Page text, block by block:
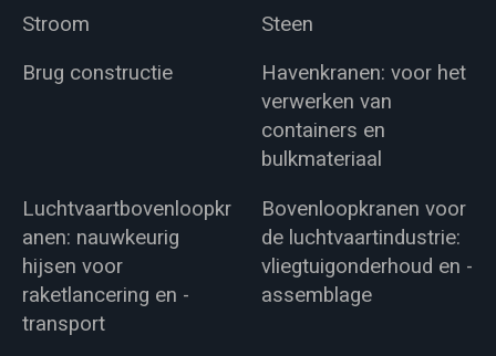
Stroom
Steen
Brug constructie
Havenkranen: voor het
verwerken van
containers en
bulkmateriaal
Luchtvaartbovenloopkr
anen: nauwkeurig
hijsen voor
raketlancering en -
transport
Bovenloopkranen voor
de luchtvaartindustrie:
vliegtuigonderhoud en -
assemblage